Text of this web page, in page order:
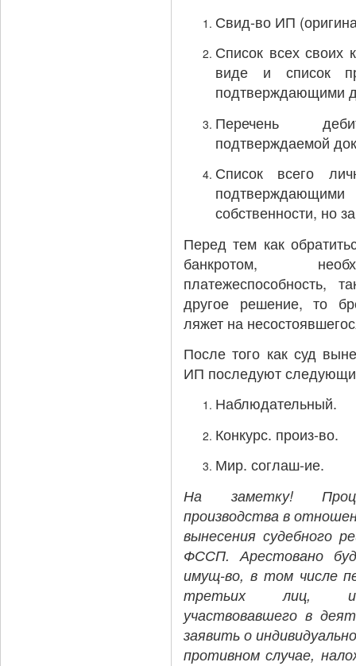
Свид-во ИП
Список всех своих
виде и список
подтверждающими
Перечень
подтверждаемой
Список всего
собственности, но
Перед тем как
банкротом,
платежеспособность,
другое решение, то
ляжет на
После того как суд
ИП последуют
Наблюдательный.
Конкурс. произ-во.
Мир. соглаш-ие.
На заметку!
производства в
вынесения судебного
ФССП. Арестовано
имущ-во, в том числе
третьих лиц,
участвовавшего в
заявить о
противном случае,